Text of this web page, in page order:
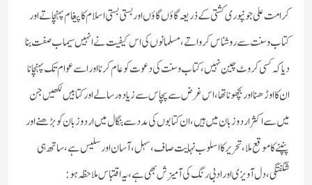
کرامت علی جونپوری کشتی کے ذریعہ گاؤں گاؤں اور بستی بستی اسلام کا پیغام پہنچاتے اور
کتاب و سنت سے روشناس کرواتے، مسلمانوں کی اس کیفیت نے انہیں سیماب صفت بنا
دیا کہ کسی کروٹ چین نہیں، کتاب و سنت کی دعوت کو عام کرنا اور اسے عوام تک پہنچانا
ان کا اوڑھنا اور بچھونا تھا،اس غرض سے پچاس سے زیادہ رسالے اور کتابیں لکھیں جن
میں سے اکثر اردو زبان میں ہیں، ان کتابوں کی مدد سے بنگال میں اردو زبان کو بڑھنے اور
پنپنے کا موقع ملا، تحریر کا اسلوب نہایت صاف ،سہل، آسان اور سلیس ہے، ساتھ ہی
شگفتگی، دل آویزی اور ادبی رنگ کی آمیزش بھی ہے، یہ اقتباس ملاحظہ ہو: